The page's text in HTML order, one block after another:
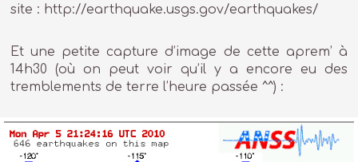
site : http://earthquake.usgs.gov/earthquakes/
Et une petite capture d’image de cette aprem’ à
14h30 (où on peut voir qu’il y a encore eu des
tremblements de terre l’heure passée ^^) :